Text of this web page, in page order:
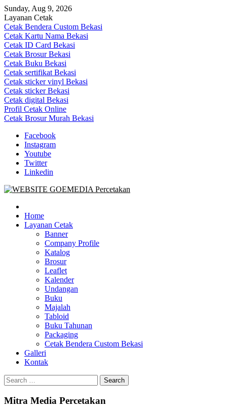
Skip
to
content
Sunday, Aug 9, 2026
Layanan Cetak
Cetak Bendera Custom Bekasi
Cetak Kartu Nama Bekasi
Cetak ID Card Bekasi
Cetak Brosur Bekasi
Cetak Buku Bekasi
Cetak sertifikat Bekasi
Cetak sticker vinyl Bekasi
Cetak sticker Bekasi
Cetak digital Bekasi
Profil Cetak Online
Cetak Brosur Murah Bekasi
Facebook
Instagram
Youtube
Twitter
Linkedin
Goe Media Percetakan | 0822-4439-5599 (Call/WA)
0822-4439-5599 (Call/WA) Percetakan jasa cetak banner buku yasin
invoice kartu nama label map nota spanduk stiker undangan
pernikahan murah online 24 jam
Home
Layanan Cetak
Banner
Company Profile
Katalog
Brosur
Leaflet
Kalender
Undangan
Buku
Majalah
Tabloid
Buku Tahunan
Packaging
Cetak Bendera Custom Bekasi
Galleri
Kontak
Search
for:
Mitra Media Percetakan